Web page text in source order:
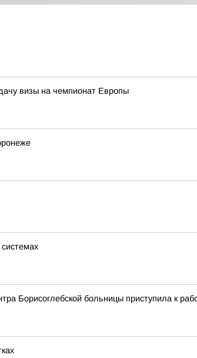
визы на чемпионат Европы
Борисоглебской больницы приступила к